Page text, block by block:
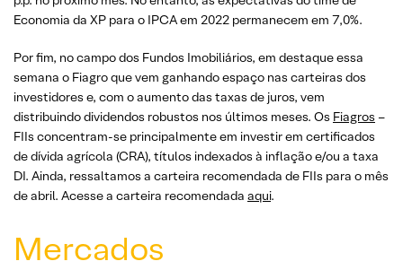
Economia da XP para o IPCA em 2022 permanecem em 7,0%.
Por fim, no campo dos Fundos Imobiliários, em destaque essa
semana o Fiagro que vem ganhando espaço nas carteiras dos
investidores e, com o aumento das taxas de juros, vem
distribuindo dividendos robustos nos últimos meses. Os Fiagros –
FIIs concentram-se principalmente em investir em certificados
de dívida agrícola (CRA), títulos indexados à inflação e/ou a taxa
DI. Ainda, ressaltamos a carteira recomendada de FIIs para o mês
de abril. Acesse a carteira recomendada aqui.
Mercados